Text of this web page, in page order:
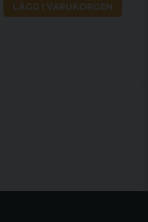
LÄGG I VARUKORGEN